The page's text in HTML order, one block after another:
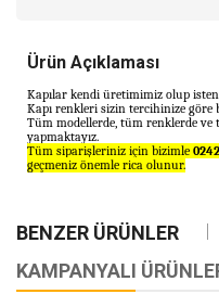
Ürün Açıklaması
Kapılar kendi üretimimiz olup
Kapı renkleri sizin tercihinize göre
Tüm modellerde, tüm renklerde ve
yapmaktayız.
Tüm siparişleriniz için bizimle
geçmeniz önemle rica olunur.
BENZER ÜRÜNLER
KAMPANYALI